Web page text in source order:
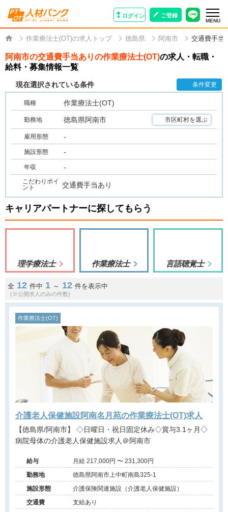
ログイン ご登録
MENU
作業療法士(OT)の求人トップ 徳島県 阿南市 交通費手当
阿南市の交通費手当ありの作業療法士(OT)の求人・転職・
給料・募集情報一覧
現在選択されている条件 条件変更
職種 作業療法士(OT)
勤務地 徳島県阿南市 市区町村を選ぶ
雇用形態 -
施設形態 -
年収 -
こだわりポイ
ント
交通費手当あり
キャリアパートナーに探してもらう
理学療法士 作業療法士 言語聴覚士
全 12 件中 1 ～ 12 件を表示中
(※公開求人のみの件数)
作業療法士(OT)
介護老人保健施設阿南名月苑の作業療法士(OT)求人
【徳島県/阿南市】 ◇日曜日・祝日固定休み◇賞与3.1ヶ月◇
病院母体の介護老人保健施設求人＠阿南市
給与
月給 217,000円 〜 231,300円
勤務地
徳島県阿南市上中町南島325-1
施設形態
介護保険関連施設（介護老人保健施設）
交通費
支給あり